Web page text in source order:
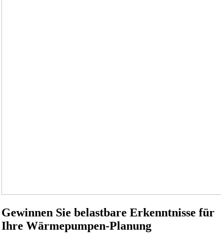
Gewinnen Sie belastbare Erkenntnisse für
Ihre Wärmepumpen-Planung